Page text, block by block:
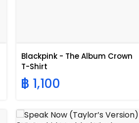
Blackpink - The Album Crown
T-Shirt
฿ 1,100